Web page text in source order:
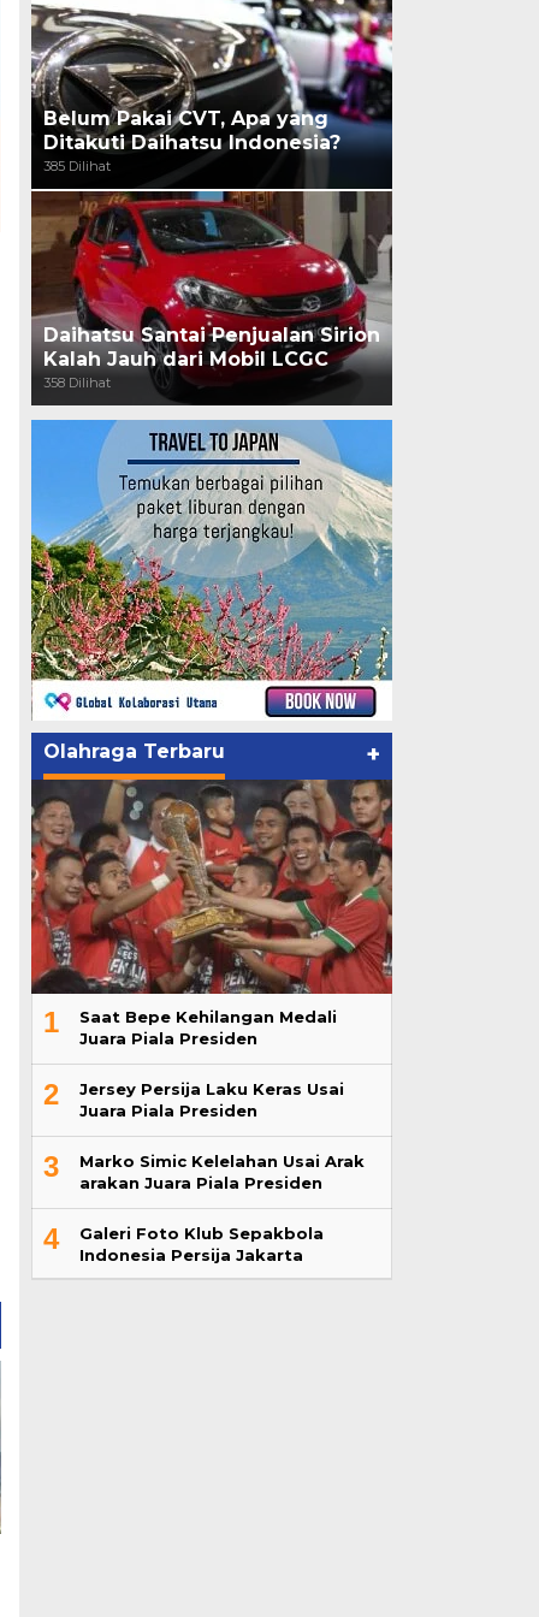
Belum Pakai CVT, Apa yang
Ditakuti Daihatsu Indonesia?
385 Dilihat
Daihatsu Santai Penjualan Sirion
Kalah Jauh dari Mobil LCGC
358 Dilihat
Olahraga Terbaru +
1
Saat Bepe Kehilangan Medali
Juara Piala Presiden
2
Jersey Persija Laku Keras Usai
Juara Piala Presiden
3
Marko Simic Kelelahan Usai Arak
arakan Juara Piala Presiden
4
Galeri Foto Klub Sepakbola
Indonesia Persija Jakarta